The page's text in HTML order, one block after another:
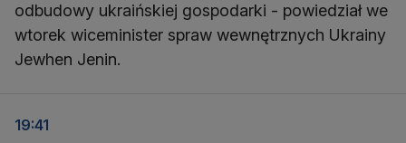
odbudowy ukraińskiej gospodarki - powiedział we
wtorek wiceminister spraw wewnętrznych Ukrainy
Jewhen Jenin.
19:41